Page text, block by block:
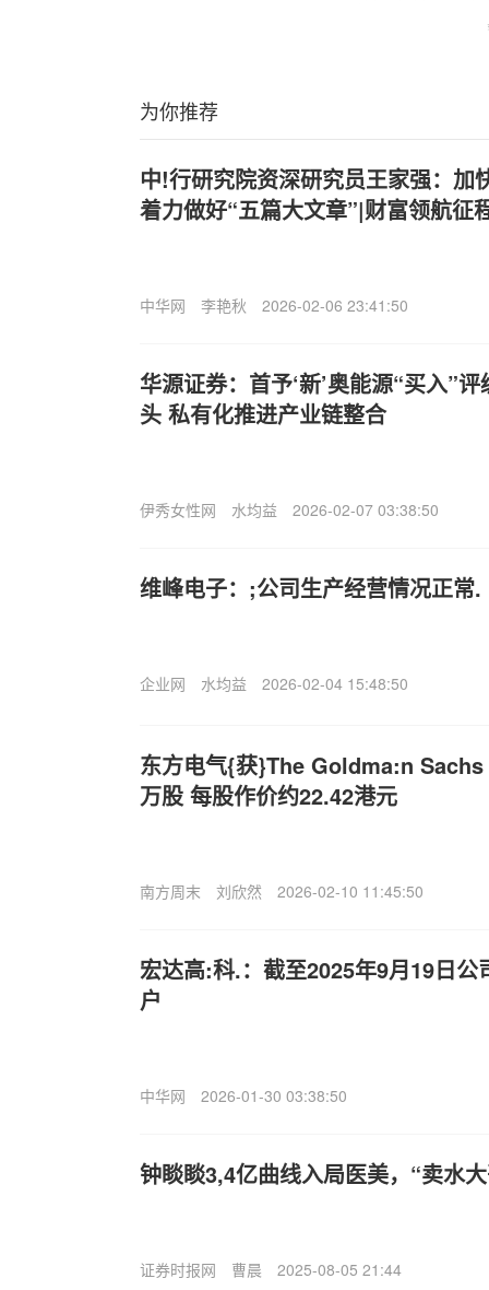
为你推荐
中!行研究院资深研究员王家强：加
着力做好“五篇大文章”|财富领航征
中华网 李艳秋 2026-02-06 23:41:50
华源证券：首予‘新’奥能源“买入”
头 私有化推进产业链整合
伊秀女性网 水均益 2026-02-07 03:38:50
维峰电子：;公司生产经营情况正常.
企业网 水均益 2026-02-04 15:48:50
东方电气{获}The Goldma:n
万股 每股作价约22.42港元
南方周末 刘欣然 2026-02-10 11:45:50
宏达高:科.：截至2025年9月19日公
户
中华网 2026-01-30 03:38:50
钟睒睒3,4亿曲线入局医美，“卖水
证券时报网 曹晨 2025-08-05 21:44